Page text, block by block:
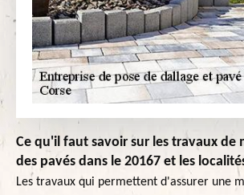
Ce qu'il faut savoir sur les travaux de
des pavés dans le 20167 et les
Les travaux qui permettent d'assurer une